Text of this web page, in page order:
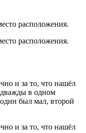
расположения.
расположения.
и за то, что нашёл
дважды в одном
был мал, второй
и за то, что нашёл